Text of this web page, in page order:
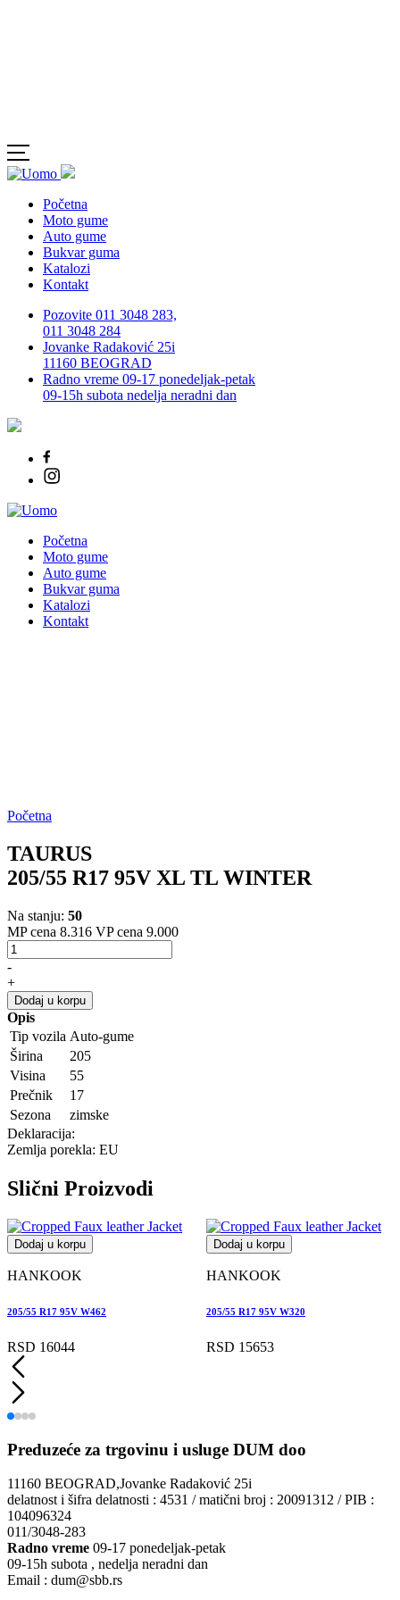
Početna
Moto gume
Auto gume
Bukvar guma
Katalozi
Kontakt
Pozovite 011 3048 283,
011 3048 284
Jovanke Radaković 25i
11160 BEOGRAD
Radno vreme 09-17 ponedeljak-petak
09-15h subota nedelja neradni dan
Početna
Moto gume
Auto gume
Bukvar guma
Katalozi
Kontakt
Početna
TAURUS
205/55 R17 95V XL TL WINTER
Na stanju: 50
MP cena 8.316 VP cena 9.000
-
+
Dodaj u korpu
Opis
Tip vozila Auto-gume
Širina
205
Visina
55
Prečnik
17
Sezona
zimske
Deklaracija:
Zemlja porekla: EU
Slični Proizvodi
Dodaj u korpu
HANKOOK
205/55 R17 95V W462
RSD 16044
Dodaj u korpu
HANKOOK
205/55 R17 95V W320
RSD 15653
Preduzeće za trgovinu i usluge DUM doo
11160 BEOGRAD,Jovanke Radaković 25i
delatnost i šifra delatnosti : 4531 / matični broj : 20091312 / PIB :
104096324
011/3048-283
Radno vreme 09-17 ponedeljak-petak
09-15h subota , nedelja neradni dan
Email : dum@sbb.rs